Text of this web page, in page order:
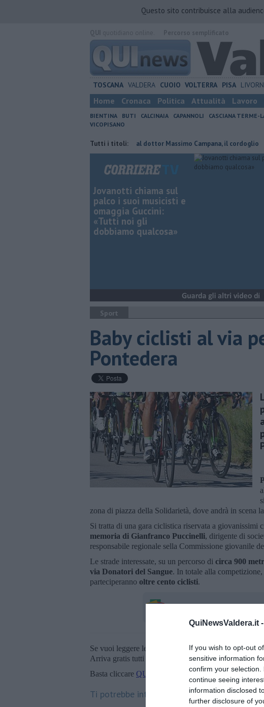
QuiNewsValdera.it -
If you wish to opt-out
sensitive information
confirm your
continue seeing
information disclosed
further disclosure of
Questo sito contribuisce alla
TOSCANA VALDERA CUOIO VOLTERRA PISA
Home Cronaca Politica Attualità Lavoro
BIENTINA BUTI CALCINAIA CAPANNOLI CASCIANA TERME-
VICOPISANO
Tutti i titoli:
Addio al dottor Massimo Campana, il cordoglio
Jovanotti chiama sul
palco i suoi musicisti e
omaggia Guccini:
«Tutti noi gli
dobbiamo qualcosa»
Sport
Baby ciclisti al via
Pontedera
zona di piazza della Solidarietà, dove andrà in scena
Si tratta di una gara ciclistica riservata a giovanissimi
memoria di Gianfranco Puccinelli, dirigente di
responsabile regionale sella Commissione giovanile
Le strade interessate, su un percorso di circa 900
via Donatori del Sangue. In totale alla
parteciperanno oltre cento ciclisti.
Se vuoi leggere le notizie principali della Toscana
Arriva gratis tutti i giorni alle 20:00 direttamente nella
Basta cliccare QUI
Ti potrebbe interessare anche: